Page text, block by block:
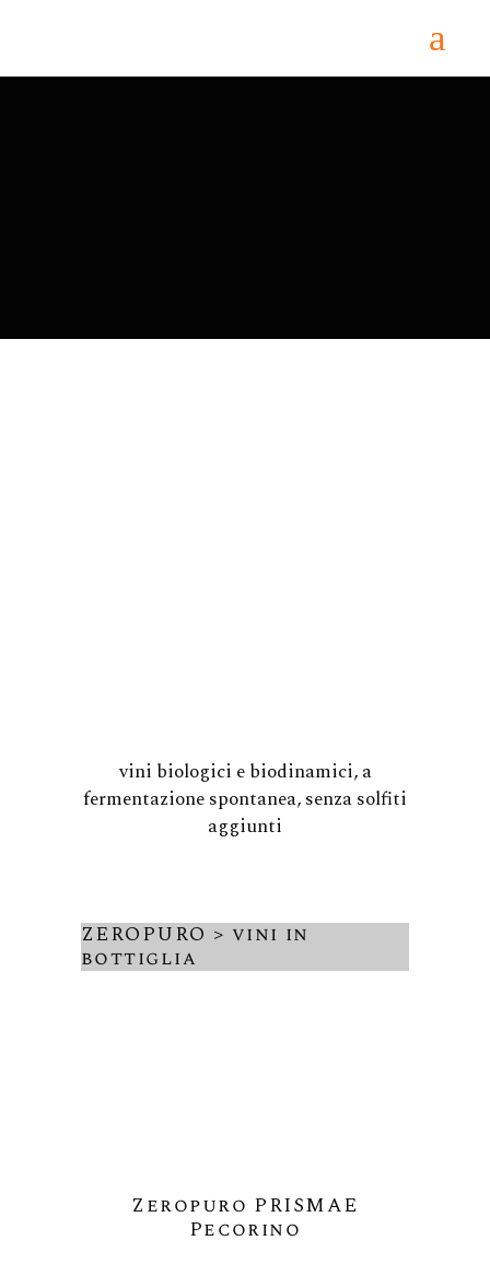
vini biologici e biodinamici, a
fermentazione spontanea, senza solfiti
aggiunti
ZEROPURO > vini in
bottiglia
Zeropuro PRISMAE
Pecorino